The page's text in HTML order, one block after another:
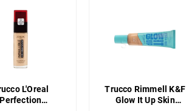
L'Oreal
Perfection
Trucco Rimmell K&F
Glow It Up Skin